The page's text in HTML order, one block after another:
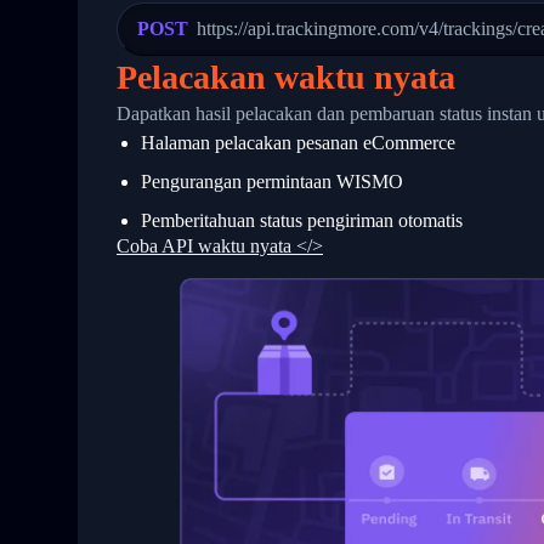
24
25
26
28
29
31
32
34
"Details": "Departed
          },
          {
"Date": "2017-03-06
"StatusDescription":
"Details": "BEIJING-
          }
      }
    ]
}
POST https://api.trackingmore.com/v4/trackings/
Pelacakan waktu nyata
Dapatkan hasil pelacakan dan pembaruan status
Halaman pelacakan pesanan eCommerce
Pengurangan permintaan WISMO
Pemberitahuan status pengiriman otomatis
Coba API waktu nyata </>